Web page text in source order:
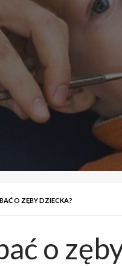
O ZĘBY DZIECKA?
o